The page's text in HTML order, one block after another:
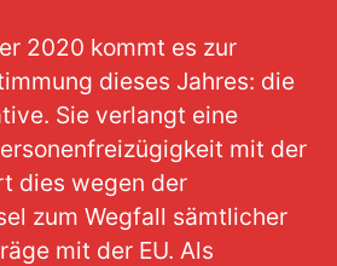
2020 kommt es zur
dieses Jahres: die
Sie verlangt eine
mit der
dies wegen der
zum Wegfall sämtlicher
mit der EU. Als